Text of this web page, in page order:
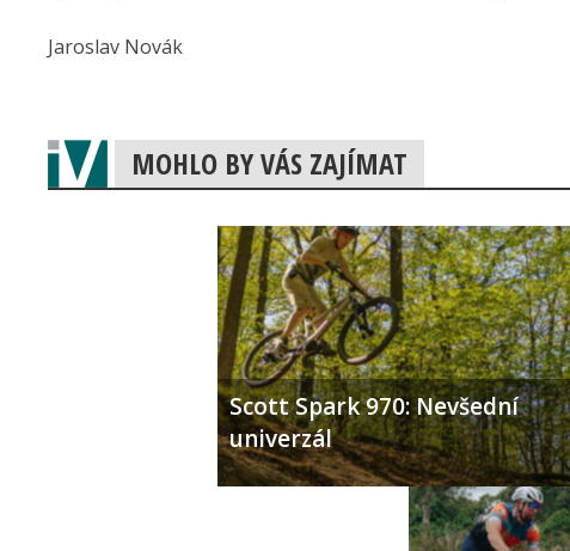
Jaroslav Novák
MOHLO BY VÁS ZAJÍMAT
Scott Spark 970: Nevšední
univerzál